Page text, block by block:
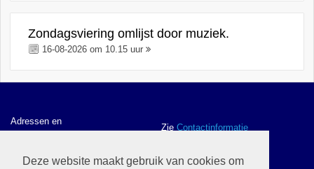
Deze website maakt gebruik van cookies om
Zondagsviering omlijst door muziek.
16-08-2026 om 10.15 uur
Adressen en
contactgegevens
Zie Contactinformatie